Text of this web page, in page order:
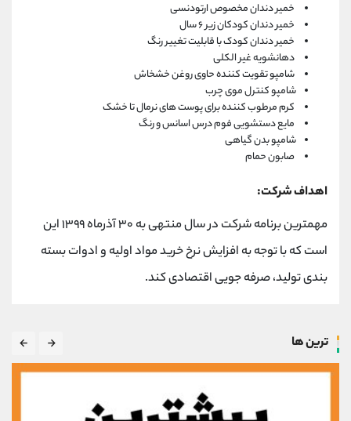
خمیر دندان مخصوص ارتودنسی
خمیر دندان کودکان زیر ۶ سال
خمیر دندان کودک با قابلیت تغییر رنگ
دهانشویه غیر الکلی
شامپو تقویت کننده حاوی روغن خشخاش
شامپو کنترل موی چرب
کرم مرطوب کننده برای پوست های نرمال تا خشک
مایع دستشویی فوم درس اسانس و رنگ
شامپو بدن گیاهی
صابون حمام
اهداف شرکت:
مهمترین برنامه شرکت در سال منتهی به ۳۰ آذرماه ۱۳۹۹ این
است که با توجه به افزایش نرخ خرید مواد اولیه و ادوات بسته
بندی تولید، صرفه جویی اقتصادی کند.
ترین ها